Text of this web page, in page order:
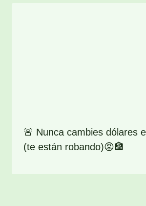
🚨 Nunca cambies dólares
(te están robando)😡🏦